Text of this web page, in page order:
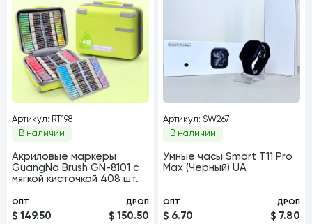
Артикул: RT198
В наличии
Акриловые маркеры
GuangNa Brush GN-8101 с
мягкой кисточкой 408 шт.
ОПТ
$ 149.50
ДРОП
$ 150.50
Артикул: SW267
В наличии
Умные часы Smart T11 Pro
Max (Черный) UA
ОПТ
$ 6.70
ДРОП
$ 7.80